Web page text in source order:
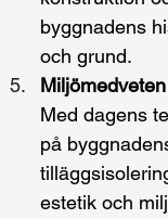
byggnadens
och grund.
Med dagens
på
estetik och